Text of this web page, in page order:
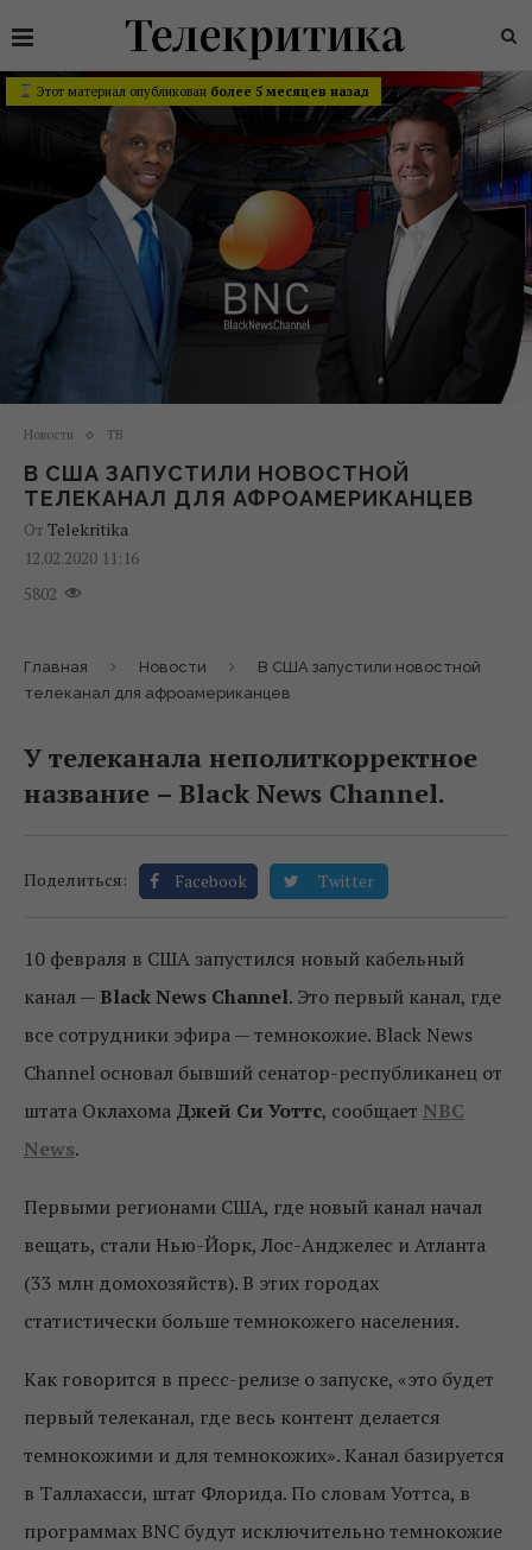
Этот материал опубликован более 5 месяцев назад
Новости ТВ
В США ЗАПУСТИЛИ НОВОСТНОЙ
ТЕЛЕКАНАЛ ДЛЯ АФРОАМЕРИКАНЦЕВ
От Telekritika
12.02.2020 11:16
5802
Главная Новости
В США запустили новостной
телеканал для афроамериканцев
У телеканала неполиткорректное
название – Black News Channel.
Поделиться: Facebook Twitter
10 февраля в США запустился новый кабельный
канал — Black News Channel. Это первый канал, где
все сотрудники эфира — темнокожие. Black News
Channel основал бывший сенатор-республиканец от
штата Оклахома Джей Си Уоттс, сообщает NBC
News.
Первыми регионами США, где новый канал начал
вещать, стали Нью-Йорк, Лос-Анджелес и Атланта
(33 млн домохозяйств). В этих городах
статистически больше темнокожего населения.
Как говорится в пресс-релизе о запуске, «это будет
первый телеканал, где весь контент делается
темнокожими и для темнокожих». Канал базируется
в Таллахасси, штат Флорида. По словам Уоттса, в
программах BNC будут исключительно темнокожие